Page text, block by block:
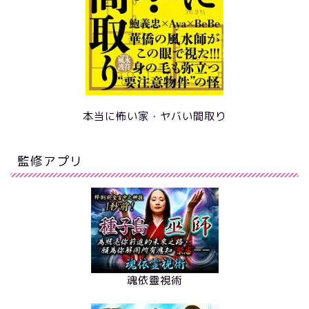
本当に怖い家・ヤバい間取り
監修アプリ
魂依靈視術